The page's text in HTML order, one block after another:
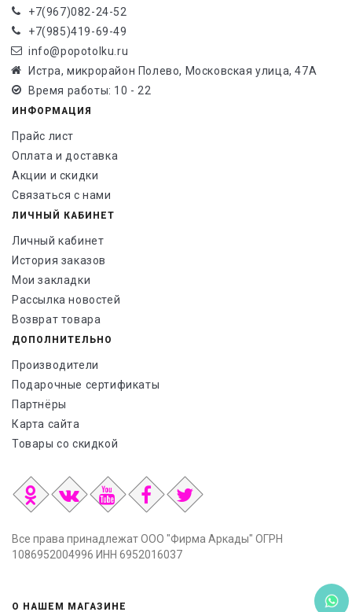
+7(967)082-24-52
+7(985)419-69-49
info@popotolku.ru
Истра, микрорайон Полево, Московская улица, 47А
Время работы: 10 - 22
ИНФОРМАЦИЯ
Прайс лист
Оплата и доставка
Акции и скидки
Связаться с нами
ЛИЧНЫЙ КАБИНЕТ
Личный кабинет
История заказов
Мои закладки
Рассылка новостей
Возврат товара
ДОПОЛНИТЕЛЬНО
Производители
Подарочные сертификаты
Партнёры
Карта сайта
Товары со скидкой
Все права принадлежат ООО "Фирма Аркады" ОГРН
1086952004996 ИНН 6952016037
О НАШЕМ МАГАЗИНЕ